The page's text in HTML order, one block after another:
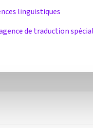
linguistiques
de traduction